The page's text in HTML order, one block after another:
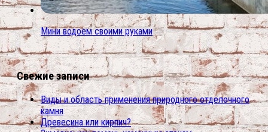
Мини водоем своими руками
Свежие записи
Виды и область применения природного отделочного
камня
Древесина или кирпич?